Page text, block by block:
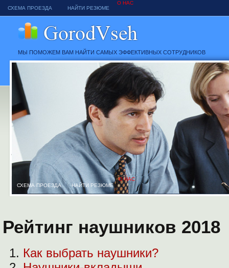
СХЕМА ПРОЕЗДА
О НАС
НАЙТИ РЕЗЮМЕ
МЫ ПОМОЖЕМ ВАМ НАЙТИ САМЫХ ЭФФЕКТИВНЫХ СОТРУДНИКОВ
СХЕМА ПРОЕЗДА
О НАС
НАЙТИ РЕЗЮМЕ
Рейтинг наушников 2018
Как выбрать наушники?